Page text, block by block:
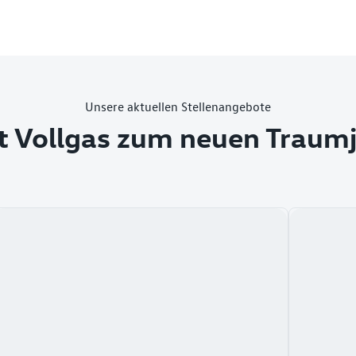
Unsere aktuellen Stellenangebote
Vollgas zum neuen